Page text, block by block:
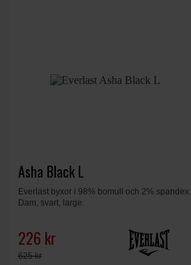
Asha Black L
Everlast byxor i 98% bomull och 2% spandex.
Dam, svart, large.
226 kr
625 kr